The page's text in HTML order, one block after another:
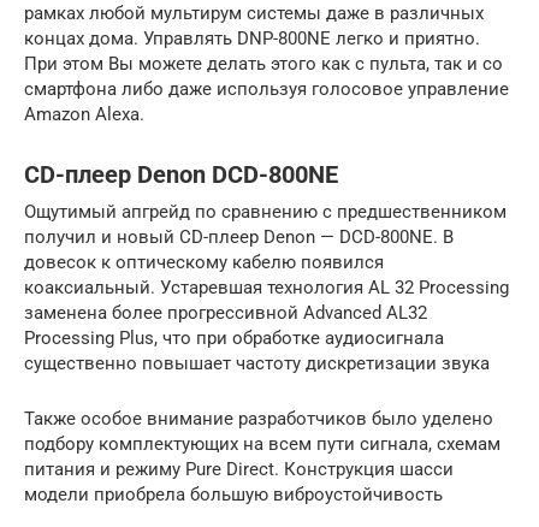
рамках любой мультирум системы даже в различных
концах дома. Управлять DNP-800NE легко и приятно.
При этом Вы можете делать этого как с пульта, так и со
смартфона либо даже используя голосовое управление
Amazon Alexa.
CD-плеер Denon DCD-800NE
Ощутимый апгрейд по сравнению с предшественником
получил и новый CD-плеер Denon — DCD-800NE. В
довесок к оптическому кабелю появился
коаксиальный. Устаревшая технология AL 32 Processing
заменена более прогрессивной Advanced AL32
Processing Plus, что при обработке аудиосигнала
существенно повышает частоту дискретизации звука
Также особое внимание разработчиков было уделено
подбору комплектующих на всем пути сигнала, схемам
питания и режиму Pure Direct. Конструкция шасси
модели приобрела большую виброустойчивость